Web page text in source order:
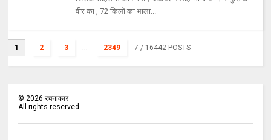
वीर का , 72 किलो का भाला...
1 2 3 ... 2349 7 / 16442 POSTS
©2026 रचनाकार
All rights reserved.